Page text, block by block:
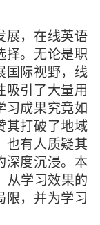
展，在线英语
择。无论是职
国际视野，线
吸引了大量用
习成果究竟如
其打破了地域
也有人质疑其
深度沉浸。本
从学习效果的
限，并为学习